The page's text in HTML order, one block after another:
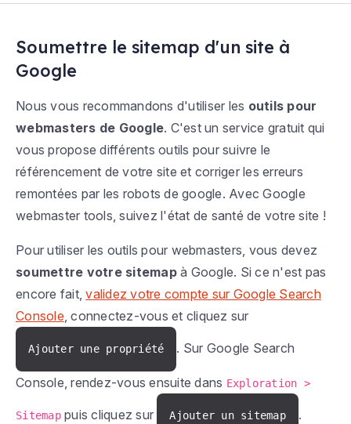
Soumettre le sitemap d'un site à
Google
Nous vous recommandons d'utiliser les outils pour
webmasters de Google. C'est un service gratuit qui
vous propose différents outils pour suivre le
référencement de votre site et corriger les erreurs
remontées par les robots de google. Avec Google
webmaster tools, suivez l'état de santé de votre site !
Pour utiliser les outils pour webmasters, vous devez
soumettre votre sitemapà Google. Si ce n'est pas
encore fait,validez votre compte sur Google Search
Console, connectez-vous et cliquez sur
Ajouter une propriété . Sur Google Search
Console, rendez-vous ensuite dans Exploration >
Sitemappuis cliquez sur Ajouter un sitemap .